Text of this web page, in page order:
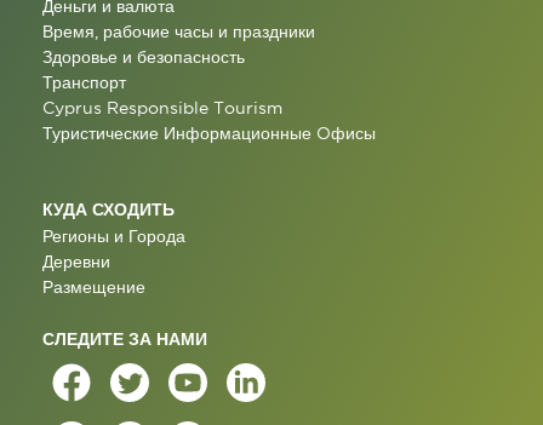
Деньги и валюта
Время, рабочие часы и праздники
Здоровье и безопасность
Транспорт
Cyprus Responsible Tourism
Туристические Информационные Oфисы
КУДА СХОДИТЬ
Регионы и Города
Деревни
Размещение
СЛЕДИТЕ ЗА НАМИ